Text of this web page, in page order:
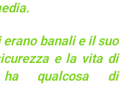
banali e il suo
e la vita di
qualcosa di